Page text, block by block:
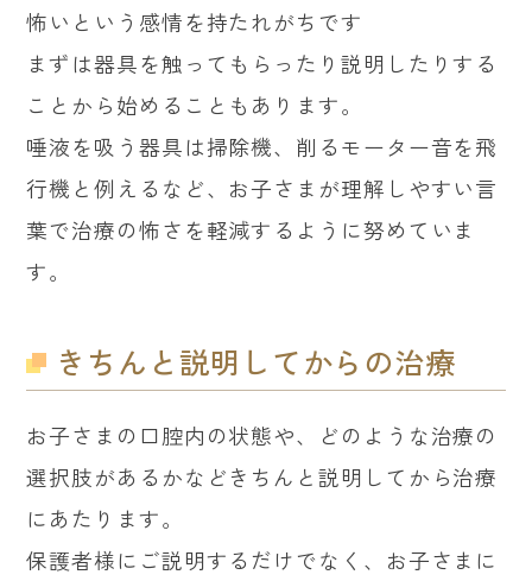
怖いという感情を持たれがちです
まずは器具を触ってもらったり説明したりする
ことから始めることもあります。
唾液を吸う器具は掃除機、削るモーター音を飛
行機と例えるなど、お子さまが理解しやすい言
葉で治療の怖さを軽減するように努めていま
す。
きちんと説明してからの治療
お子さまの口腔内の状態や、どのような治療の
選択肢があるかなどきちんと説明してから治療
にあたります。
保護者様にご説明するだけでなく、お子さまに